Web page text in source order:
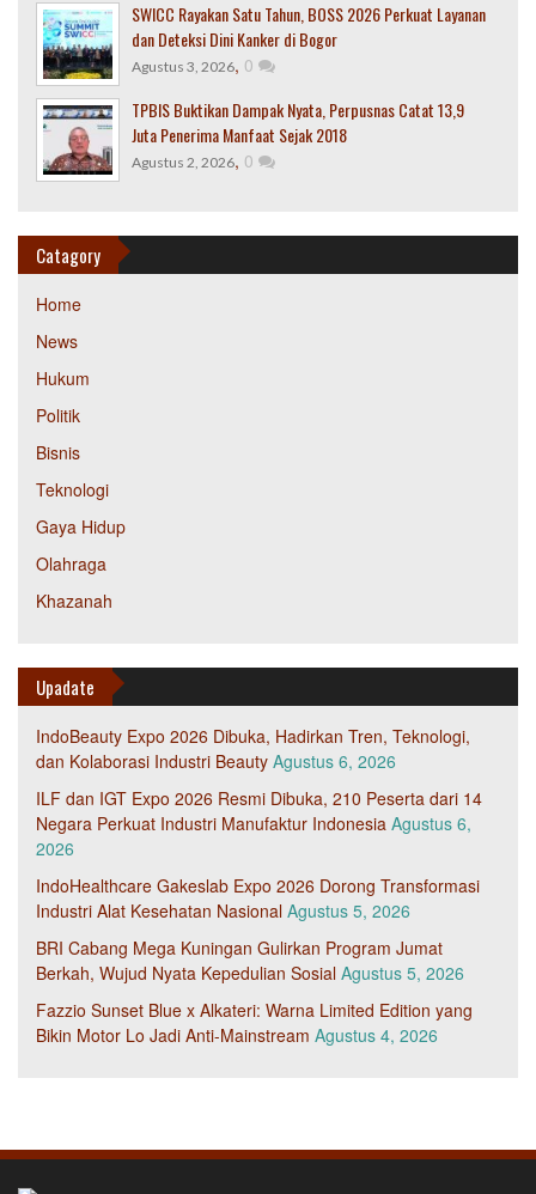
SWICC Rayakan Satu Tahun, BOSS 2026 Perkuat Layanan
dan Deteksi Dini Kanker di Bogor
Agustus 3, 2026, 0
TPBIS Buktikan Dampak Nyata, Perpusnas Catat 13,9
Juta Penerima Manfaat Sejak 2018
Agustus 2, 2026, 0
Catagory
Home
News
Hukum
Politik
Bisnis
Teknologi
Gaya Hidup
Olahraga
Khazanah
Upadate
IndoBeauty Expo 2026 Dibuka, Hadirkan Tren, Teknologi,
dan Kolaborasi Industri Beauty Agustus 6, 2026
ILF dan IGT Expo 2026 Resmi Dibuka, 210 Peserta dari 14
Negara Perkuat Industri Manufaktur Indonesia Agustus 6,
2026
IndoHealthcare Gakeslab Expo 2026 Dorong Transformasi
Industri Alat Kesehatan Nasional Agustus 5, 2026
BRI Cabang Mega Kuningan Gulirkan Program Jumat
Berkah, Wujud Nyata Kepedulian Sosial Agustus 5, 2026
Fazzio Sunset Blue x Alkateri: Warna Limited Edition yang
Bikin Motor Lo Jadi Anti-Mainstream Agustus 4, 2026